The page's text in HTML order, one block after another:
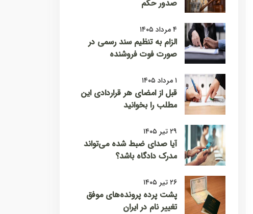
صدور حکم
۴ مرداد ۱۴۰۵
الزام به تنظیم سند رسمی در
صورت فوت فروشنده
۱ مرداد ۱۴۰۵
قبل از امضای هر قراردادی این
مطلب را بخوانید
۲۹ تیر ۱۴۰۵
آیا صدای ضبط شده می‌تواند
مدرک دادگاه باشد؟
۲۶ تیر ۱۴۰۵
پشت پرده پرونده‌های موفق
تغییر نام در ایران